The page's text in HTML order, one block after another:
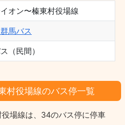
オン〜榛東村役場線
群馬バス
（民間）
村役場線のバス停一覧
場線は、34のバス停に停車